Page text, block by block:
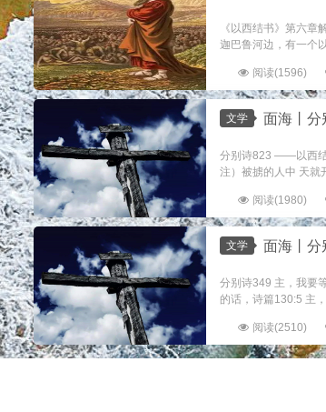
《以西结书》第六
迦巴鲁河边，有一个
阅读(1596)
文学 面海丨分
分别诗823 ——以西结
注）被掳的人中 天就
阅读(1980)
文学 面海丨分
分别诗349 主，我要
的话，诗篇130:5 主
阅读(2510)